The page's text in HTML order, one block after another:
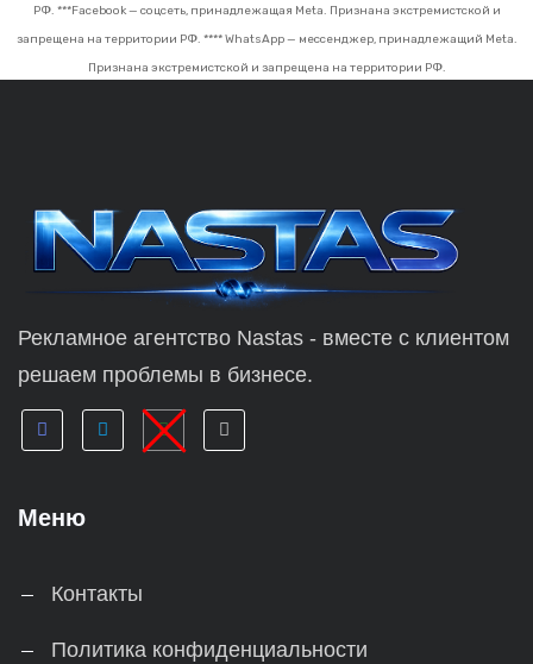
РФ. ***Facebook — соцсеть, принадлежащая Meta. Признана экстремистской и
запрещена на территории РФ. **** WhatsApp — мессенджер, принадлежащий Meta.
Признана экстремистской и запрещена на территории РФ.
Рекламное агентство Nastas - вместе с клиентом
решаем проблемы в бизнесе.
Меню
Контакты
Политика конфиденциальности